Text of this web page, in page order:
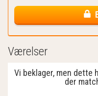
Værelser
Vi beklager, men dette
der